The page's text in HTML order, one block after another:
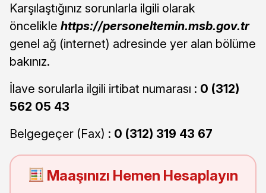
Karşılaştığınız sorunlarla ilgili olarak
öncelikle https://personeltemin.msb.gov.tr
genel ağ (internet) adresinde yer alan bölüme
bakınız.
İlave sorularla ilgili irtibat numarası : 0 (312)
562 05 43
Belgegeçer (Fax) : 0 (312) 319 43 67
Maaşınızı Hemen Hesaplayın